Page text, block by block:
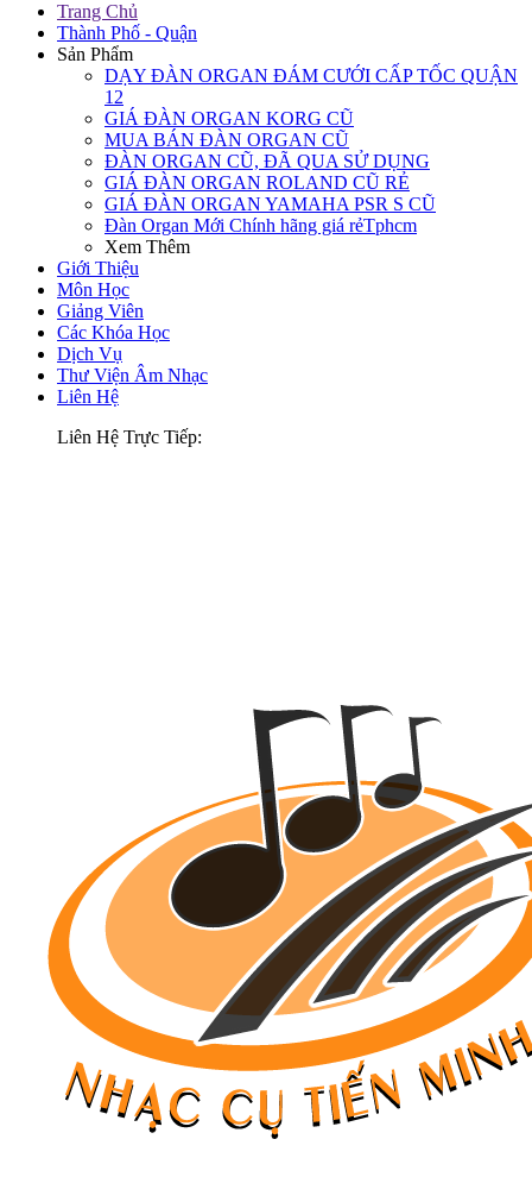
Trang Chủ
Thành Phố - Quận
Sản Phẩm
DẠY ĐÀN ORGAN ĐÁM CƯỚI CẤP TỐC QUẬN
12
GIÁ ĐÀN ORGAN KORG CŨ
MUA BÁN ĐÀN ORGAN CŨ
ĐÀN ORGAN CŨ, ĐÃ QUA SỬ DỤNG
GIÁ ĐÀN ORGAN ROLAND CŨ RẺ
GIÁ ĐÀN ORGAN YAMAHA PSR S CŨ
Đàn Organ Mới Chính hãng giá rẻTphcm
Xem Thêm
Giới Thiệu
Môn Học
Giảng Viên
Các Khóa Học
Dịch Vụ
Thư Viện Âm Nhạc
Liên Hệ
Liên Hệ Trực Tiếp: